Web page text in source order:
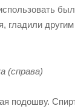
гладили
(справа)
подошву.